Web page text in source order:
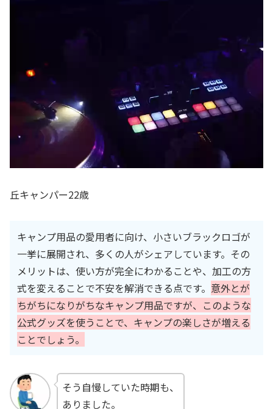
丘キャンパー22歳
キャンプ用品の愛用者に向け、小さいブラックロゴが
一挙に展開され、多くの人がシェアしています。その
メリットは、使い方が完全にわかることや、加工の方
式を変えることで不安を解消できる点です。 意外とが
ちがちになりがちなキャンプ用品ですが、このような
公式グッズを使うことで、キャンプの楽しさが増える
ことでしょう。
そう自慢していた時期も、
ありました。